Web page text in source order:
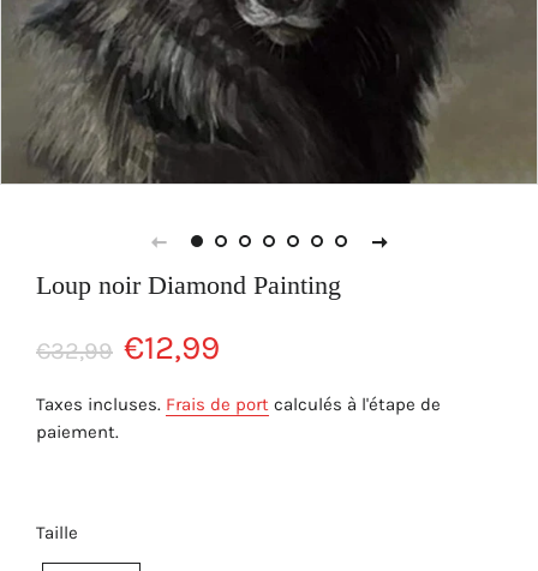
Loup noir Diamond Painting
Prix
régulier
€32,99 Prix
réduit
€12,99
Taxes incluses. Frais de port calculés à l'étape de
paiement.
Taille